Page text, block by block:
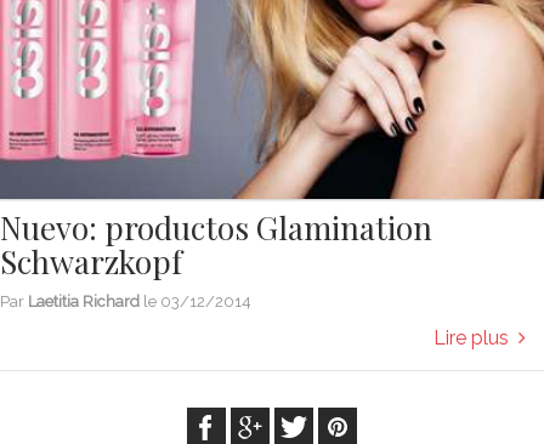
Nuevo: productos Glamination
Schwarzkopf
Par Laetitia Richard le 03/12/2014
Lire plus